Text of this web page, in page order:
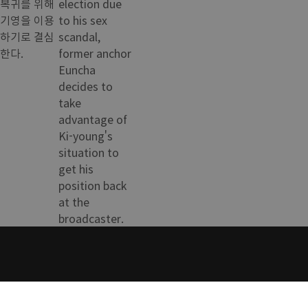
기영을 이용
하기로 결심
한다.
to his sex
scandal,
former anchor
Euncha
decides to
take
advantage of
Ki-young's
situation to
get his
position back
at the
broadcaster.